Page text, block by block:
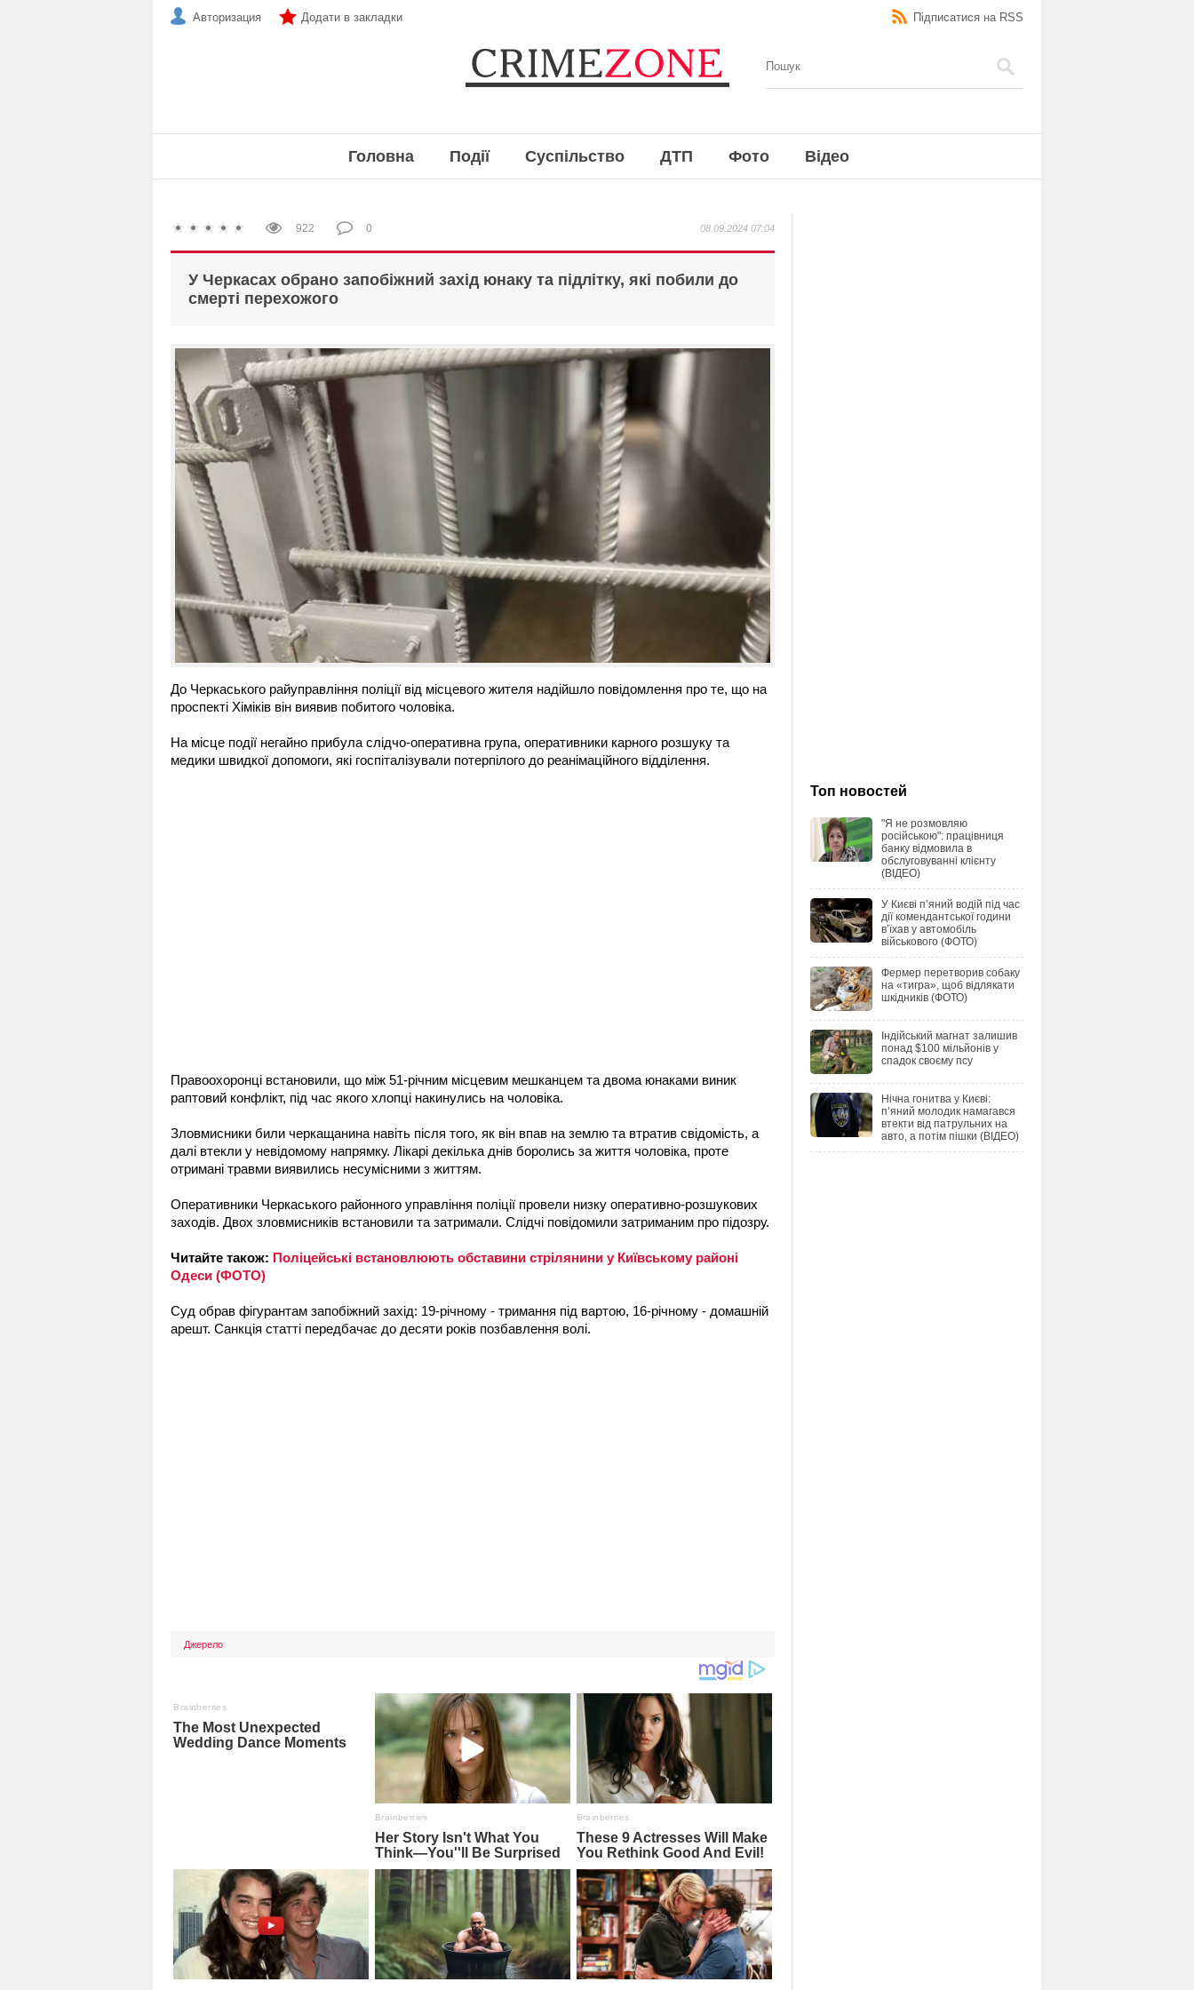
Авторизация Додати в закладки Підписатися на RSS
Головна Події Суспільство ДТП Фото Відео
922 0 08.09.2024 07:04
У Черкасах обрано запобіжний захід юнаку та підлітку, які побили до
смерті перехожого
До Черкаського райуправління поліції від місцевого жителя надійшло повідомлення про те, що на
проспекті Хіміків він виявив побитого чоловіка.
На місце події негайно прибула слідчо-оперативна група, оперативники карного розшуку та
медики швидкої допомоги, які госпіталізували потерпілого до реанімаційного відділення.
Правоохоронці встановили, що між 51-річним місцевим мешканцем та двома юнаками виник
раптовий конфлікт, під час якого хлопці накинулись на чоловіка.
Зловмисники били черкащанина навіть після того, як він впав на землю та втратив свідомість, а
далі втекли у невідомому напрямку. Лікарі декілька днів боролись за життя чоловіка, проте
отримані травми виявились несумісними з життям.
Оперативники Черкаського районного управління поліції провели низку оперативно-розшукових
заходів. Двох зловмисників встановили та затримали. Слідчі повідомили затриманим про підозру.
Читайте також: Поліцейські встановлюють обставини стрілянини у Київському районі
Одеси (ФОТО)
Суд обрав фігурантам запобіжний захід: 19-річному - тримання під вартою, 16-річному - домашній
арешт. Санкція статті передбачає до десяти років позбавлення волі.
Джерело
Топ новостей
"Я не розмовляю
російською": працівниця
банку відмовила в
обслуговуванні клієнту
(ВІДЕО)
У Києві п’яний водій під час
дії комендантської години
в’їхав у автомобіль
військового (ФОТО)
Фермер перетворив собаку
на «тигра», щоб відлякати
шкідників (ФОТО)
Індійський магнат залишив
понад $100 мільйонів у
спадок своєму псу
Нічна гонитва у Києві:
п’яний молодик намагався
втекти від патрульних на
авто, а потім пішки (ВІДЕО)